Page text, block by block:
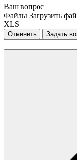
Ваш вопрос
Файлы Загрузить
XLS
Отменить Задать